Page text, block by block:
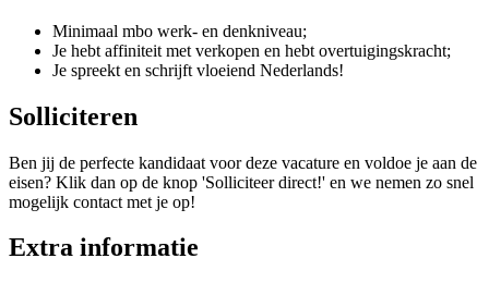
Minimaal mbo werk- en denkniveau;
Je hebt affiniteit met verkopen en hebt overtuigingskracht;
Je spreekt en schrijft vloeiend Nederlands!
Solliciteren
Ben jij de perfecte kandidaat voor deze vacature en voldoe je aan de
eisen? Klik dan op de knop 'Solliciteer direct!' en we nemen zo snel
mogelijk contact met je op!
Extra informatie